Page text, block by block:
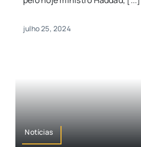
julho 25, 2024
Notícias